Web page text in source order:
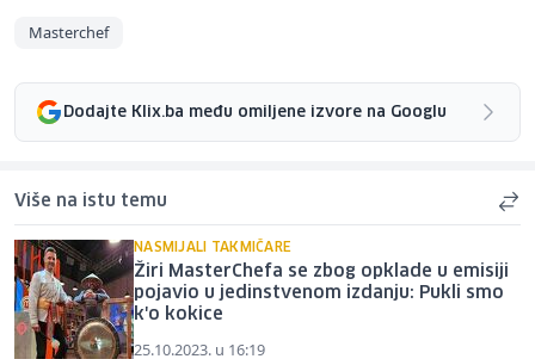
Masterchef
Dodajte Klix.ba među omiljene izvore na Googlu
Više na istu temu
NASMIJALI TAKMIČARE
Žiri MasterChefa se zbog opklade u emisiji
pojavio u jedinstvenom izdanju: Pukli smo
k'o kokice
25.10.2023. u 16:19